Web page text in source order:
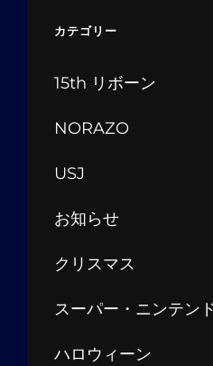
カテゴリー
15th リボーン
NORAZO
USJ
お知らせ
クリスマス
スーパー・ニンテン
ハロウィーン